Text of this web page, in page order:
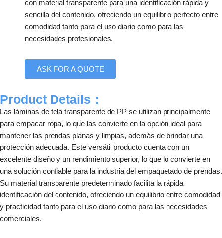
con material transparente para una identificación rápida y
sencilla del contenido, ofreciendo un equilibrio perfecto entre
comodidad tanto para el uso diario como para las
necesidades profesionales.
ASK FOR A QUOTE
Product Details：
Las láminas de tela transparente de PP se utilizan principalmente
para empacar ropa, lo que las convierte en la opción ideal para
mantener las prendas planas y limpias, además de brindar una
protección adecuada. Este versátil producto cuenta con un
excelente diseño y un rendimiento superior, lo que lo convierte en
una solución confiable para la industria del empaquetado de prendas.
Su material transparente predeterminado facilita la rápida
identificación del contenido, ofreciendo un equilibrio entre comodidad
y practicidad tanto para el uso diario como para las necesidades
comerciales.